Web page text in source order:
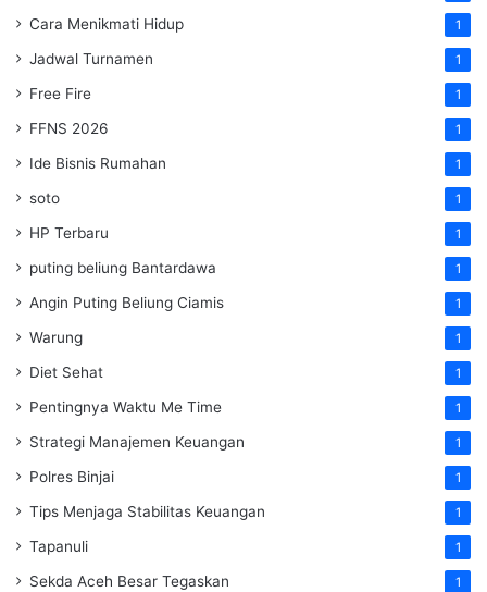
Cara Menikmati Hidup 1
Jadwal Turnamen 1
Free Fire 1
FFNS 2026 1
Ide Bisnis Rumahan 1
soto 1
HP Terbaru 1
puting beliung Bantardawa 1
Angin Puting Beliung Ciamis 1
Warung 1
Diet Sehat 1
Pentingnya Waktu Me Time 1
Strategi Manajemen Keuangan 1
Polres Binjai 1
Tips Menjaga Stabilitas Keuangan 1
Tapanuli 1
Sekda Aceh Besar Tegaskan 1